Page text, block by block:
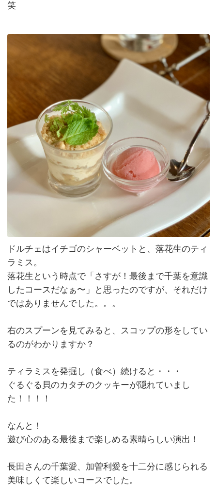
笑
ドルチェはイチゴのシャーベットと、落花生のティ
ラミス。
落花生という時点で「さすが！最後まで千葉を意識
したコースだなぁ〜」と思ったのですが、それだけ
ではありませんでした。。。
右のスプーンを見てみると、スコップの形をしてい
るのがわかりますか？
ティラミスを発掘し（食べ）続けると・・・
ぐるぐる貝のカタチのクッキーが隠れていまし
た！！！！
なんと！
遊び心のある最後まで楽しめる素晴らしい演出！
長田さんの千葉愛、加曽利愛を十二分に感じられる
美味しくて楽しいコースでした。